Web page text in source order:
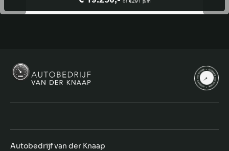
p/m
Autobedrijf van der Knaap